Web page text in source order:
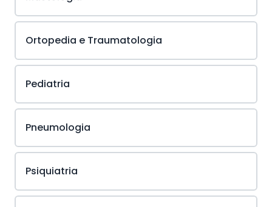
Ortopedia e Traumatologia
Pediatria
Pneumologia
Psiquiatria